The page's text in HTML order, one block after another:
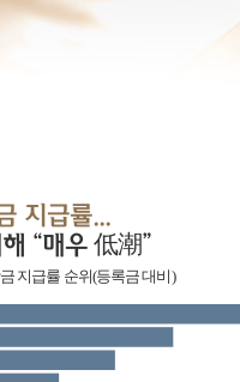
지급률...
“매우 低潮”
지급률 순위(등록금 대비)